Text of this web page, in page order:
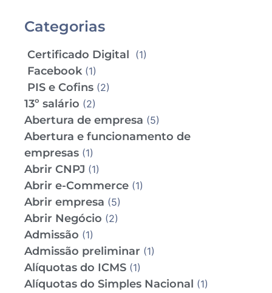
Categorias
Certificado Digital (1)
Facebook(1)
PIS e Cofins (2)
13º salário (2)
Abertura de empresa (5)
Abertura e funcionamento de
empresas (1)
Abrir CNPJ (1)
Abrir e-Commerce (1)
Abrir empresa (5)
Abrir Negócio (2)
Admissão (1)
Admissão preliminar (1)
Alíquotas do ICMS (1)
Alíquotas do Simples Nacional (1)